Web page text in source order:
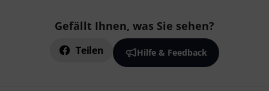
Gefällt Ihnen, was Sie sehen?
Teilen Hilfe & Feedback